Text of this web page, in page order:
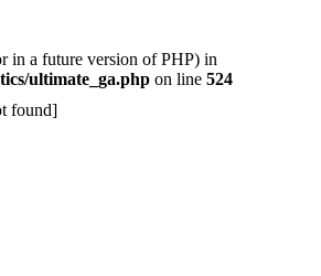
in a future version of PHP) in
ultimate_ga.php on line 524
found]